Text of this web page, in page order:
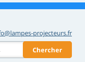
projecteurs.fr
Chercher